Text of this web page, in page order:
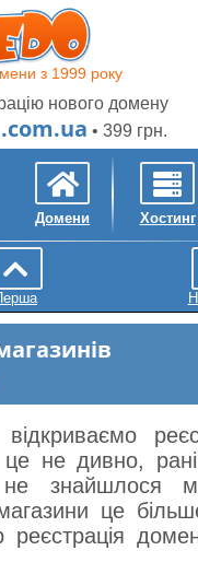
з 1999 року
нового домену
.com.ua • 399 грн.
Домени Хостинг
це не дивно,
знайшлося
це
реєстрація